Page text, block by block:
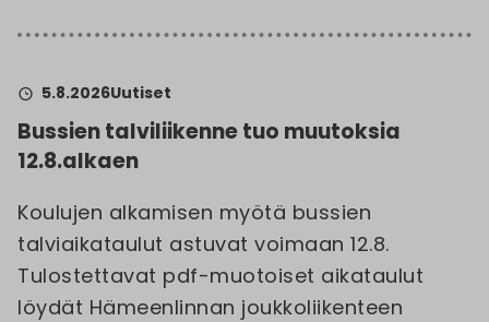
5.8.2026Uutiset
Bussien talviliikenne tuo muutoksia
12.8.alkaen
Koulujen alkamisen myötä bussien
talviaikataulut astuvat voimaan 12.8.
Tulostettavat pdf-muotoiset aikataulut
löydät Hämeenlinnan joukkoliikenteen